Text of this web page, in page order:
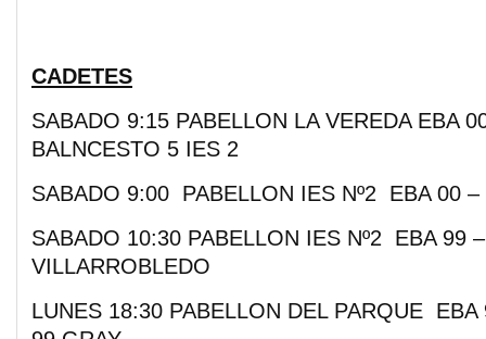
CADETES
SABADO 9:15 PABELLON LA VEREDA EBA
BALNCESTO 5 IES 2
SABADO 9:00 PABELLON IES Nº2 EBA 00 –
SABADO 10:30 PABELLON IES Nº2 EBA 99
VILLARROBLEDO
LUNES 18:30 PABELLON DEL PARQUE